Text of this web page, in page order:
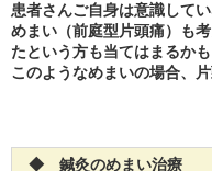
患者さんご自身は意識して
めまい（前庭型片頭痛）も
たという方も当てはまるかも
このようなめまいの場合、
◆ 鍼灸のめまい治療